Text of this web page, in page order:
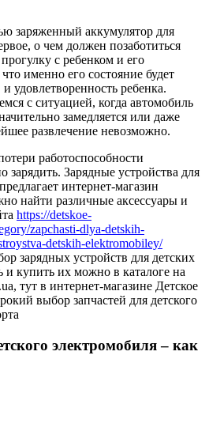
заряженный аккумулятор для
о чем должен позаботиться
с ребенком и его
именно его состояние будет
удовлетворенность ребенка.
с ситуацией, когда автомобиль
замедляется или даже
развлечение невозможно.
работоспособности
зарядить. Зарядные устройства для
интернет-магазин
найти различные аксессуары и
https://detskoe-
zapchasti-dlya-detskih-
detskih-elektromobiley/
зарядных устройств для детских
и купить их можно в каталоге на
тут в интернет-магазине Детское
выбор запчастей для детского
электромобиля – как